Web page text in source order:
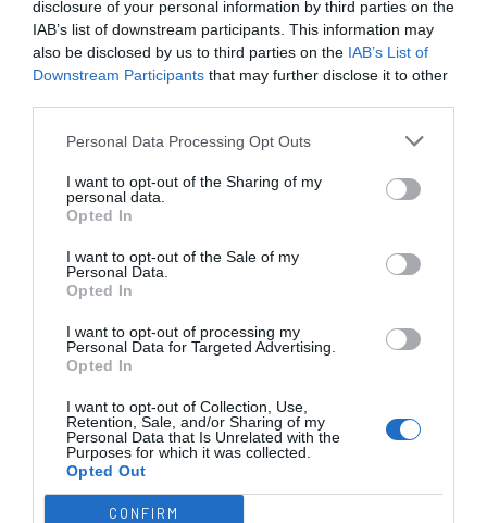
disclosure of your personal information by third parties on the
IAB’s list of downstream participants. This information may
also be disclosed by us to third parties on the IAB’s List of
Downstream Participants that may further disclose it to other
Personal Data Processing Opt Outs
I want to opt-out of the Sharing of my
personal data.
Opted In
I want to opt-out of the Sale of my
Personal Data.
Opted In
I want to opt-out of processing my
Personal Data for Targeted Advertising.
Opted In
I want to opt-out of Collection, Use,
Retention, Sale, and/or Sharing of my
Personal Data that Is Unrelated with the
Purposes for which it was collected.
Opted Out
CONFIRM
Livre direto falhado
André Cardoso
9'
2ªP
Águias"
Defesa de livre direto
10ª falta de CENAP
11'
2ªP
(livre direto)
2ªP
Timeout CRC "Os
18'
2ªP
1-3 Afonso Vincent
(livre direto)
21'
2ªP
Cartão azul João
Nuno Marques
15ª falta de CENAP